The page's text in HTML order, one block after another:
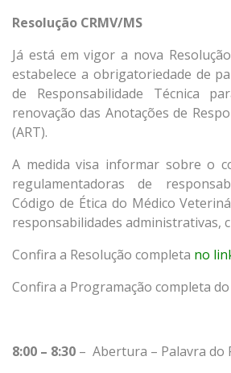
Resolução CRMV/MS
Já está em vigor a nova
estabelece a obrigatoriedade de
de Responsabilidade Técnica
renovação das Anotações de
(ART).
A medida visa informar sobre o
regulamentadoras de
Código de Ética do Médico
responsabilidades administrativas,
Confira a Resolução completa no
Confira a Programação completa
8:00 – 8:30 – Abertura – Palavra do